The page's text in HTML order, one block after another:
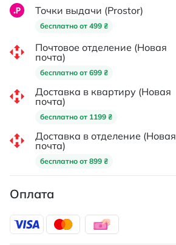
Точки выдачи (Prostor)
бесплатно от 499 ₴
Почтовое отделение (Новая
почта)
бесплатно от 699 ₴
Доставка в квартиру (Новая
почта)
бесплатно от 1199 ₴
Доставка в отделение (Новая
почта)
бесплатно от 899 ₴
Оплата